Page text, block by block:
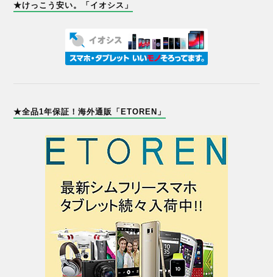
★けっこう安い。「イオシス」
★全品1年保証！海外通販「ETOREN」